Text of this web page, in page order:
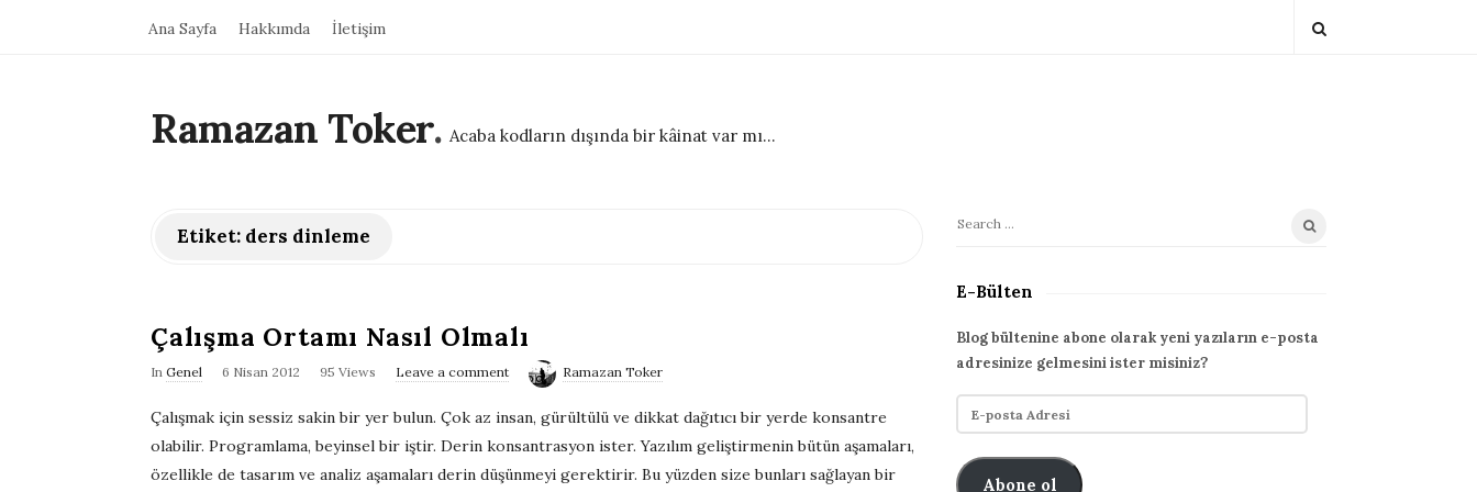
Ana Sayfa Hakkımda İletişim
Ramazan Toker. Acaba kodların dışında bir kâinat var mı...
Etiket: ders dinleme
Çalışma Ortamı Nasıl Olmalı
In Genel
P
b
6 Nisan 2012 95 Views Leave a comment Ramazan Toker
Çalışmak için sessiz sakin bir yer bulun. Çok az insan, gürültülü ve dikkat dağıtıcı bir yerde konsantre
olabilir. Programlama, beyinsel bir iştir. Derin konsantrasyon ister. Yazılım geliştirmenin bütün aşamaları,
özellikle de tasarım ve analiz aşamaları derin düşünmeyi gerektirir. Bu yüzden size bunları sağlayan bir
S
t
S
i
d
e
b
S
a
c
h
r
E-Bülten
Blog bültenine abone olarak yeni yazıların e-posta
adresinize gelmesini ister misiniz?
E
-
o
Abone ol